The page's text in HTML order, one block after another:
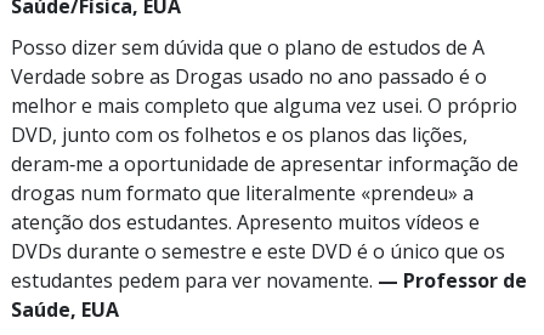
Saúde/Física, EUA
Posso dizer sem dúvida que o plano de estudos de A
Verdade sobre as Drogas usado no ano passado é o
melhor e mais completo que alguma vez usei. O próprio
DVD, junto com os folhetos e os planos das lições,
deram‑me a oportunidade de apresentar informação de
drogas num formato que literalmente «prendeu» a
atenção dos estudantes. Apresento muitos vídeos e
DVDs durante o semestre e este DVD é o único que os
estudantes pedem para ver novamente. — Professor de
Saúde, EUA